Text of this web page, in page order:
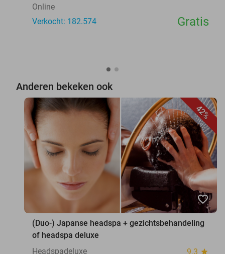
Online
Verkocht: 182.574
Gratis
Anderen bekeken ook
42%
favorite_border
(Duo-) Japanse headspa + gezichtsbehandeling
of headspa deluxe
Headspadeluxe
9.3 star